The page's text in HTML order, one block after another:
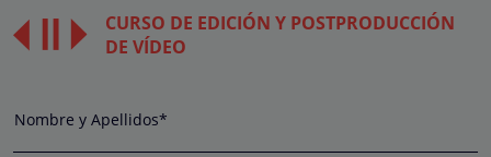
CURSO DE EDICIÓN Y POSTPRODUCCIÓN
DE VÍDEO
Nombre y Apellidos*